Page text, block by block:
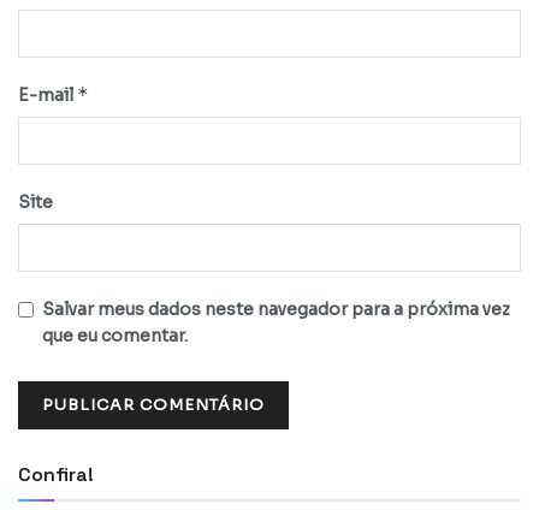
E-mail *
Site
Salvar meus dados neste navegador para a próxima vez
que eu comentar.
Confira!